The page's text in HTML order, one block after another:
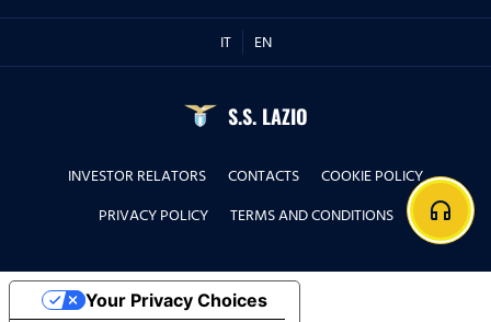
IT EN
S.S. LAZIO
INVESTOR RELATORS CONTACTS
COOKIE POLICY
PRIVACY POLICY
TERMS AND CONDITIONS headphones
Your Privacy Choices